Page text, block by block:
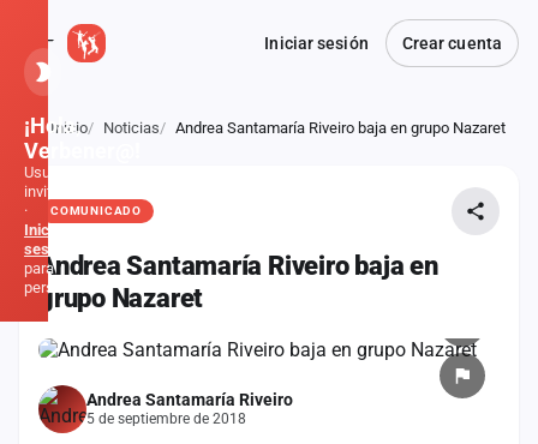
Iniciar sesión Crear cuenta
Atrás
Inicio Noticias Andrea Santamaría Riveiro baja en grupo Nazaret
COMUNICADO
Andrea Santamaría Riveiro baja en
grupo Nazaret
Andrea Santamaría Riveiro
5 de septiembre de 2018
¡Hola,
Verbener@!
Usuario
invitado
·
Inicia
sesión
para
personalizar
Inicio
Noticias